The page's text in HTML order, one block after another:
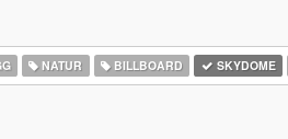
NATUR BILLBOARD SKYDOME